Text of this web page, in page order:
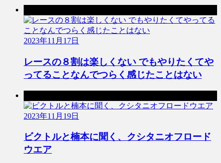
2023年11月17日
レースの８割は楽しくない でもやりたくてや
ってることなんでつらく感じたことはない
2023年11月19日
ビクトルと楠本に聞く、クシタニオフロード
ウエア